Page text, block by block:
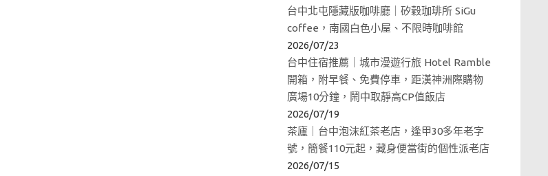
台中北屯隱藏版咖啡廳｜矽穀珈琲所 SiGu
coffee，南國白色小屋、不限時咖啡館
2026/07/23
台中住宿推薦｜城市漫遊行旅 Hotel Ramble
開箱，附早餐、免費停車，距漢神洲際購物
廣場10分鐘，鬧中取靜高CP值飯店
2026/07/19
茶廬｜台中泡沫紅茶老店，逢甲30多年老字
號，簡餐110元起，藏身便當街的個性派老店
2026/07/15